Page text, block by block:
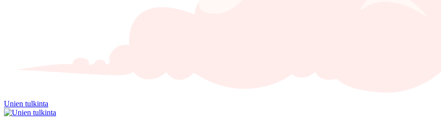
Unien tulkinta